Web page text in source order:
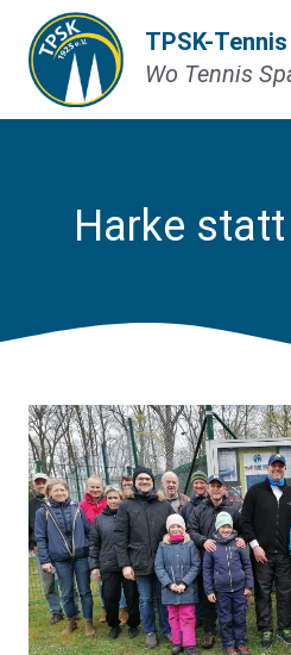
Inhalt
springen
TPSK-Tennis
Wo Tennis
Harke